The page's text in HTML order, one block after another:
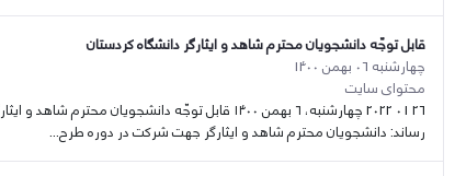
قابل توجّه دانشجویان محترم شاهد و ایثارگر دانشگاه کردستان
چهارشنبه 06 بهمن 1400
محتوای سایت
26 01 2022 چهارشنبه، ۶ بهمن ۱۴۰۰ قابل توجّه
رساند: دانشجویان محترم شاهد و ایثارگر جهت شرکت در دوره طرح...